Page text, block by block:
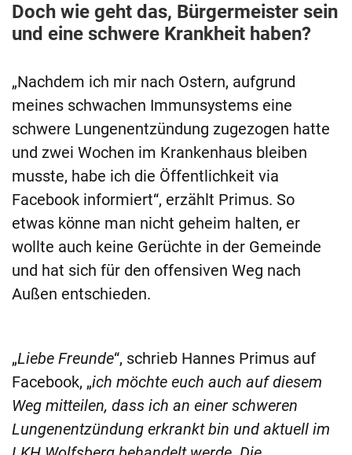
Doch wie geht das, Bürgermeister sein
und eine schwere Krankheit haben?
„Nachdem ich mir nach Ostern, aufgrund
meines schwachen Immunsystems eine
schwere Lungenentzündung zugezogen hatte
und zwei Wochen im Krankenhaus bleiben
musste, habe ich die Öffentlichkeit via
Facebook informiert“, erzählt Primus. So
etwas könne man nicht geheim halten, er
wollte auch keine Gerüchte in der Gemeinde
und hat sich für den offensiven Weg nach
Außen entschieden.
„Liebe Freunde“, schrieb Hannes Primus auf
Facebook, „ich möchte euch auch auf diesem
Weg mitteilen, dass ich an einer schweren
Lungenentzündung erkrankt bin und aktuell im